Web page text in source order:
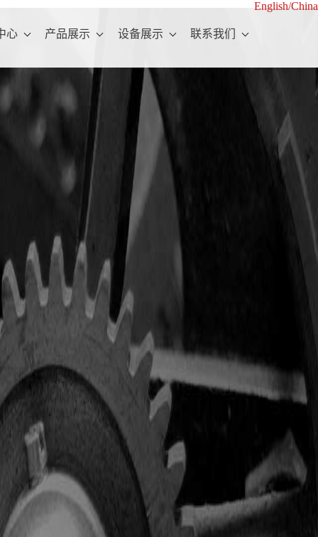
China
English/
心 产品展示 设备展示 联系我们